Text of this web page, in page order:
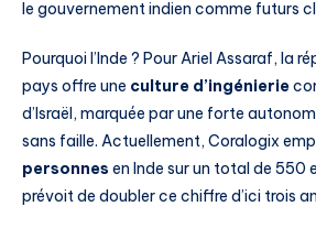
le gouvernement indien comme futurs
Pourquoi l’Inde ? Pour Ariel Assaraf, la
pays offre une culture d’ingénierie
d’Israël, marquée par une forte
sans faille. Actuellement, Coralogix
personnes en Inde sur un total de 550
prévoit de doubler ce chiffre d’ici trois